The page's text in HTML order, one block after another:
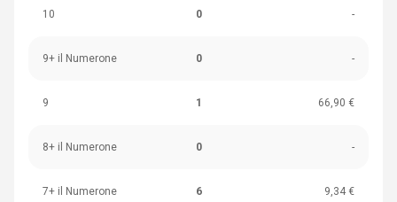
10 0 -
9+ il Numerone 0 -
9 1 66,90 €
8+ il Numerone 0 -
7+ il Numerone 6 9,34 €